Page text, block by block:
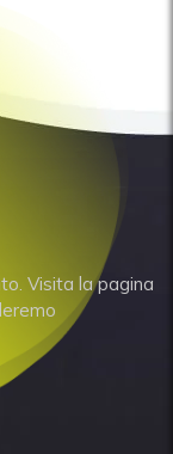
Visita la pagina